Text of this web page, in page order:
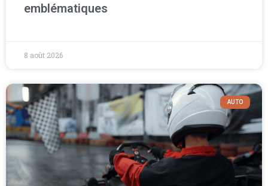
emblématiques
8 août 2026
AUTO